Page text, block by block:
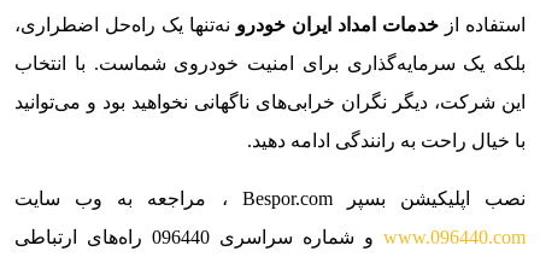
استفاده از خدمات امداد ایران خودرو نه‌تنها یک راه‌حل اضطراری،
بلکه یک سرمایه‌گذاری برای امنیت خودروی شماست. با انتخاب
این شرکت، دیگر نگران خرابی‌های ناگهانی نخواهید بود و می‌توانید
با خیال راحت به رانندگی ادامه دهید.
نصب اپلیکیشن بسپر Bespor.com ، مراجعه به وب سایت
www.096440.com
و شماره سراسری 096440 راه‌های ارتباطی